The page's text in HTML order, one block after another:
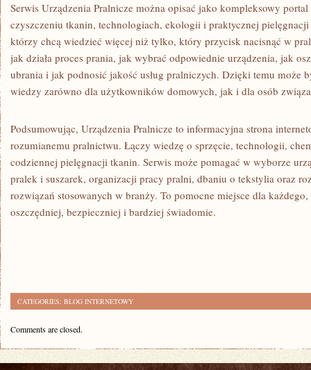
Serwis Urządzenia Pralnicze można opisać jako kompleksowy
czyszczeniu tkanin, technologiach, ekologii i praktycznej
którzy chcą wiedzieć więcej niż tylko, który przycisk nacisnąć w
jak działa proces prania, jak wybrać odpowiednie urządzenia, jak
ubrania i jak podnosić jakość usług pralniczych. Dzięki temu może
wiedzy zarówno dla użytkowników domowych, jak i dla osób
Podsumowując, Urządzenia Pralnicze to informacyjna strona
rozumianemu pralnictwu. Łączy wiedzę o sprzęcie, technologii,
codziennej pielęgnacji tkanin. Serwis może pomagać w wyborze
pralek i suszarek, organizacji pracy pralni, dbaniu o tekstylia oraz
rozwiązań stosowanych w branży. To pomocne miejsce dla
oszczędniej, bezpieczniej i bardziej świadomie.
CATEGORIES: BLOG INTERNETOWY
Comments are closed.